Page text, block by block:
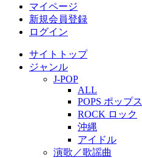
マイページ
新規会員登録
ログイン
サイトトップ
ジャンル
J-POP
ALL
POPS ポップス
ROCK ロック
沖縄
アイドル
演歌／歌謡曲